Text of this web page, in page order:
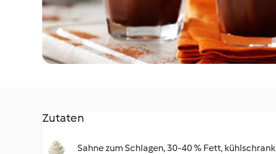
Zutaten
Sahne zum Schlagen, 30-40 % Fett,